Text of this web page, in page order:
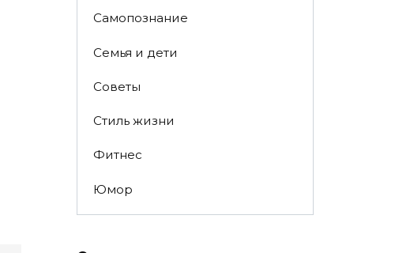
Самопознание
Семья и дети
Советы
Стиль жизни
Фитнес
Юмор